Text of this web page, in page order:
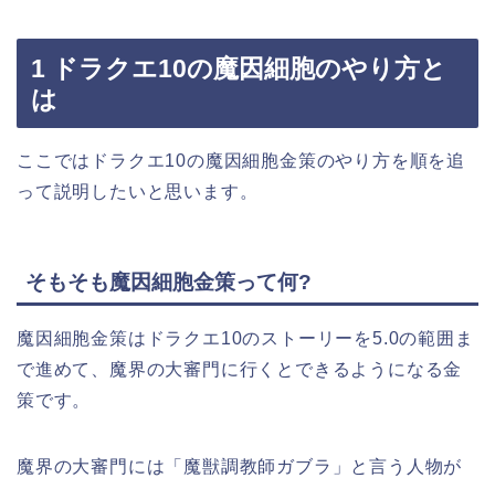
1 ドラクエ10の魔因細胞のやり方と
は
ここではドラクエ10の魔因細胞金策のやり方を順を追
って説明したいと思います。
そもそも魔因細胞金策って何?
魔因細胞金策はドラクエ10のストーリーを5.0の範囲ま
で進めて、魔界の大審門に行くとできるようになる金
策です。
魔界の大審門には「魔獣調教師ガブラ」と言う人物が